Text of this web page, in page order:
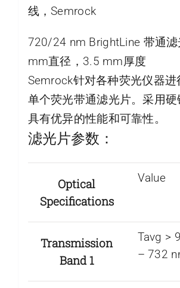
线，Semrock
720/24 nm BrightLine 带通
mm直径，3.5 mm厚度
Semrock针对各种荧光仪器进
单个荧光带通滤光片。采用硬
具有优异的性能和可靠性。
滤光片参数：
Optical
Specifications
Value
Transmission
Band 1
Tavg >
– 732